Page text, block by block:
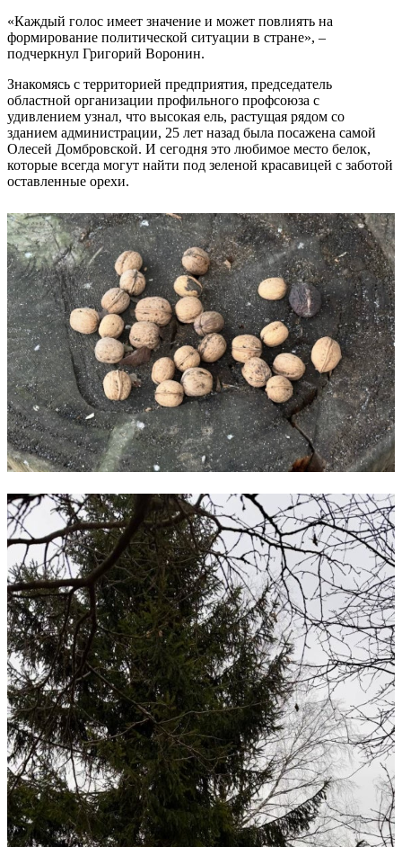
«Каждый голос имеет значение и может повлиять на
формирование политической ситуации в стране», –
подчеркнул Григорий Воронин.
Знакомясь с территорией предприятия, председатель
областной организации профильного профсоюза с
удивлением узнал, что высокая ель, растущая рядом со
зданием администрации, 25 лет назад была посажена самой
Олесей Домбровской. И сегодня это любимое место белок,
которые всегда могут найти под зеленой красавицей с заботой
оставленные орехи.